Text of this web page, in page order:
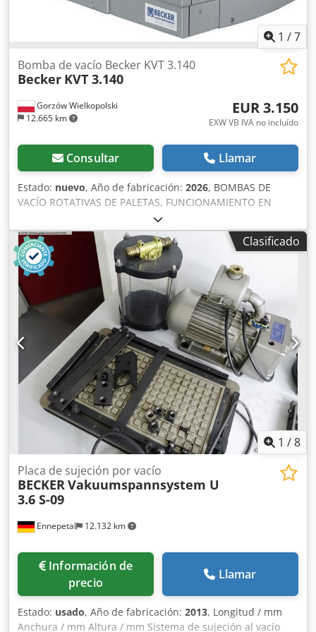
1 /7
Gorzów Wielkopolski
12.665 km
Bomba de vacío Becker KVT 3.140
Becker KVT 3.140
EUR 3.150
EXW VB IVA no incluído
Consultar Llamar
Estado: nuevo, Año de fabricación: 2026, BOMBAS DE
VACÍO ROTATIVAS DE PALETAS, FUNCIONAMIENTO EN
SECO La KVT 3.140 es una bomba de desplazamiento
positivo de funcionamiento en seco para vacío grueso
diseñada para funcionamiento continuo. Utiliza paletas
autolubricantes hechas de un material compuesto de
grafito y sólo requiere un mantenimiento mínimo y sin
cambios de aceite. Funcionamiento 100% en seco (sin
aceite) Larga vida útil de los álabes Diseñada para un
funcionamiento continuo ESPECIFICACIONES Caudal 50 Hz
129 m³/h Dcsdpfxott Ixde Agyjk Vacío absoluto 50 Hz 100
mbar Potencia 50 Hz 4,0 kW Nivel sonoro 50 Hz 76,0 dB(A)
Caudal 60 Hz 154 m³/h Vacío absoluto 60 Hz 200 mbar
Potencia 60 Hz 4,8 kW Nivel sonoro 60 Hz 79,0 dB(A) Peso
78 kg sin motor
Clasificado
1 /8
Ennepetal 12.132 km
Placa de sujeción por vacío
BECKERVakuumspannsystem U
3.6 S-09
Información de
precio
Llamar
Estado: usado, Año de fabricación: 2013, Longitud / mm
Anchura / mm Altura / mm Sistema de sujeción al vacío